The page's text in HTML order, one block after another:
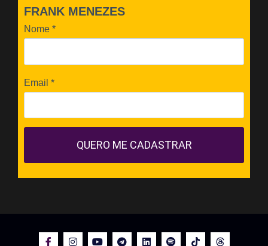
FRANK MENEZES
Nome *
Email *
QUERO ME CADASTRAR